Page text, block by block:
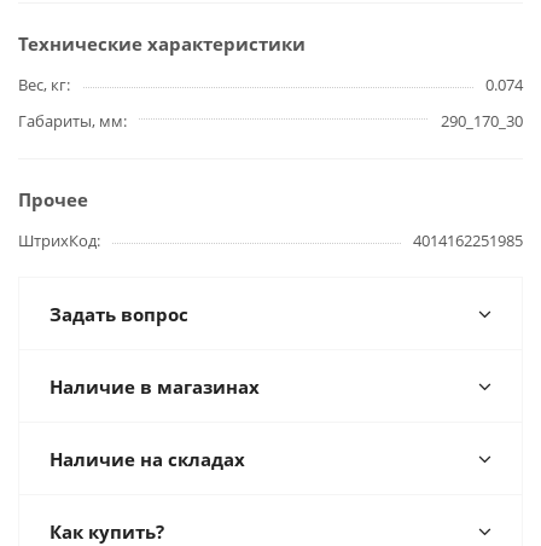
Технические характеристики
Вес, кг
0.074
Габариты, мм
290_170_30
Прочее
ШтрихКод 4014162251985
Задать вопрос
Наличие в магазинах
Наличие на складах
Как купить?